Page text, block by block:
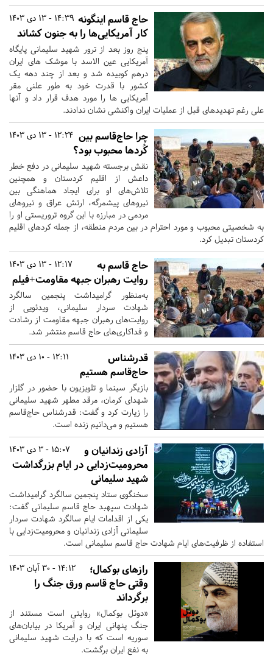
14:39 - 13 دی 1403 حاج قاسم اینگونه
کار آمریکایی‌ها را به جنون کشاند
پنج روز بعد از ترور شهید سلیمانی پایگاه
آمریکایی عین الاسد با موشک های ایران
درهم کوبیده شد و بعد از چند دهه یک
کشور با قدرت خود به طور علنی مقر
آمریکایی ها را مورد هدف قرار داد و آنها
علی رغم تهدیدهای قبل از عملیات ایران واکنشی نشان ندادند.
12:24 - 13 دی 1403 چرا حاج‌قاسم بین
کُردها محبوب بود؟
نقش برجسته شهید سلیمانی در دفع خطر
داعش از اقلیم کردستان و همچنین
تلاش‌های او برای ایجاد هماهنگی بین
نیروهای پیشمرگه، ارتش عراق و نیروهای
مردمی در مبارزه با این گروه تروریستی او را
به شخصیتی محبوب و مورد احترام در بین مردم منطقه، از جمله کردهای اقلیم
کردستان تبدیل کرد.
12:17 - 13 دی 1403
حاج قاسم به
روایت رهبران جبهه مقاومت+فیلم
به‌منظور گرامیداشت پنجمین سالگرد
شهادت سردار سلیمانی، ویدئویی از
روایت‌های رهبران جبهه مقاومت از رشادت‌
و فداکاری‌های حاج قاسم منتشر شد.
12:11 - 10 دی 1403
قدرشناس
حاج‌قاسم هستیم
بازیگر سینما و تلویزیون با حضور در گلزار
شهدای کرمان، مرقد مطهر شهید سلیمانی
را زیارت کرد و گفت: قدرشناس حاج‌قاسم
هستیم و می‌دانیم زنده است.
15:07 - 3 دی 1403
آزادی زندانیان و
محرومیت‌زدایی در ایام بزرگداشت
شهید سلیمانی
سخنگوی ستاد پنجمین سالگرد گرامیداشت
شهادت سپهبد حاج قاسم سلیمانی گفت:
یکی از اقدامات ایام سالگرد شهادت سردار
سلیمانی آزادی زندانیان و محرومیت‌زدایی با
استفاده از ظرفیت‌های ایام شهادت حاج قاسم سلیمانی است.
14:12 - 30 آبان 1403
رازهای بوکمال؛
وقتی حاج قاسم ورق جنگ را
برگرداند
«دوئل بوکمال» روایتی است مستند از
جنگ پنهانی ایران و آمریکا در بیابان‌های
سوریه است که با درایت شهید سلیمانی
به نفع ایران برگشت.